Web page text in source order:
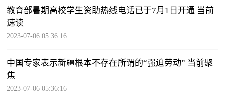
教育部暑期高校学生资助热线电话已于7月1日开通 当前
速读
2023-07-06 05:36:16
中国专家表示新疆根本不存在所谓的“强迫劳动” 当前聚
焦
2023-07-06 05:36:16